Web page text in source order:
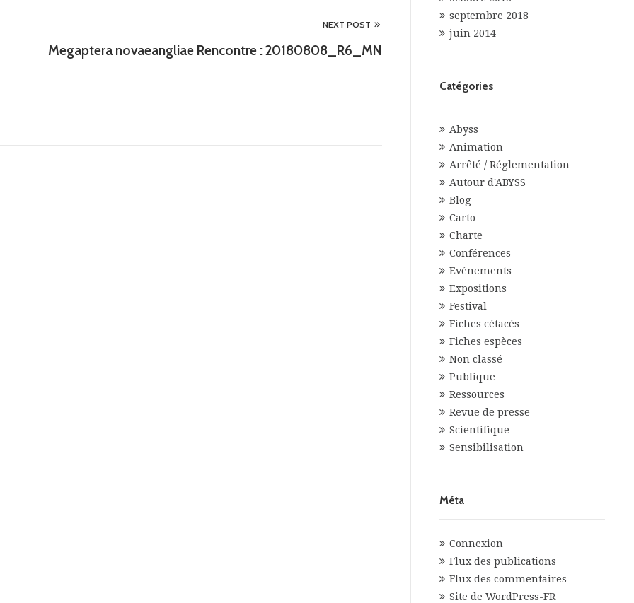
NEXT POST
Megaptera novaeangliae Rencontre : 20180808_R6_MN
septembre 2018
juin 2014
Catégories
Abyss
Animation
Arrêté / Réglementation
Autour d'ABYSS
Blog
Carto
Charte
Conférences
Evénements
Expositions
Festival
Fiches cétacés
Fiches espèces
Non classé
Publique
Ressources
Revue de presse
Scientifique
Sensibilisation
Méta
Connexion
Flux des publications
Flux des commentaires
Site de WordPress-FR